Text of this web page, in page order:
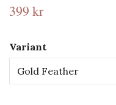
399 kr
Variant
Gold Feather